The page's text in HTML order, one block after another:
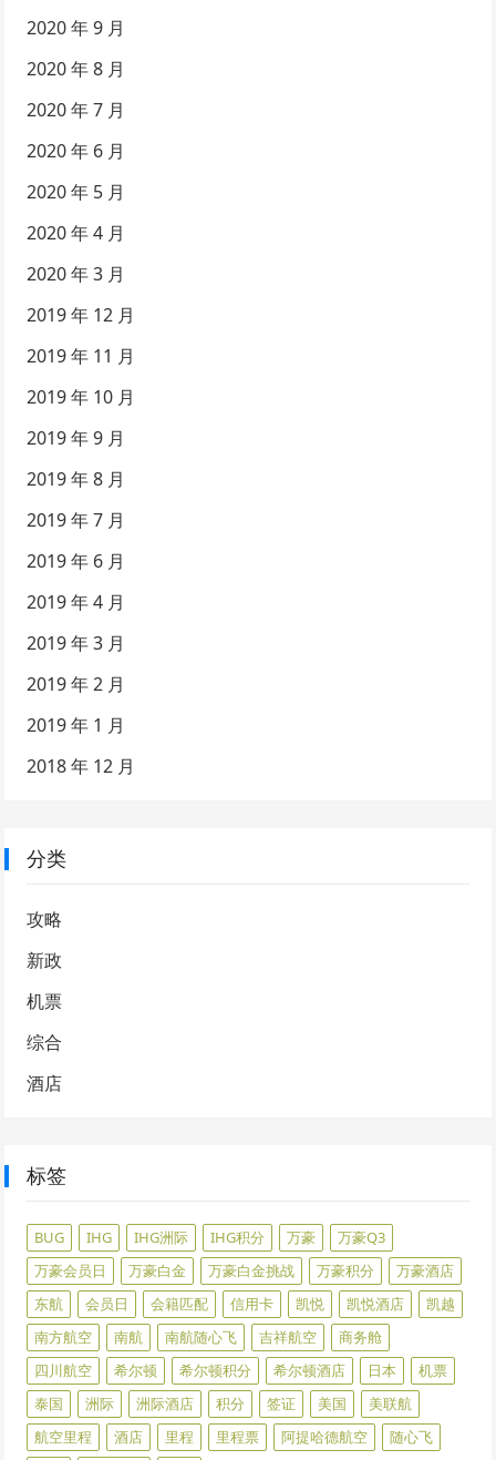
2020 年 9 月
2020 年 8 月
2020 年 7 月
2020 年 6 月
2020 年 5 月
2020 年 4 月
2020 年 3 月
2019 年 12 月
2019 年 11 月
2019 年 10 月
2019 年 9 月
2019 年 8 月
2019 年 7 月
2019 年 6 月
2019 年 4 月
2019 年 3 月
2019 年 2 月
2019 年 1 月
2018 年 12 月
分类
攻略
新政
机票
综合
酒店
标签
BUG IHG IHG洲际 IHG积分 万豪
万豪Q3
万豪会员日
万豪白金 万豪白金挑战 万豪积分
万豪酒店
东航
会员日 会籍匹配 信用卡 凯悦 凯悦酒店
凯越
南方航空
南航 南航随心飞 吉祥航空
商务舱
四川航空
希尔顿 希尔顿积分 希尔顿酒店 日本
机票
泰国
洲际 洲际酒店 积分 签证 美国
美联航
航空里程
酒店 里程 里程票 阿提哈德航空 随心飞